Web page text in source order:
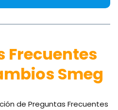
Frecuentes
Smeg
de Preguntas Frecuentes